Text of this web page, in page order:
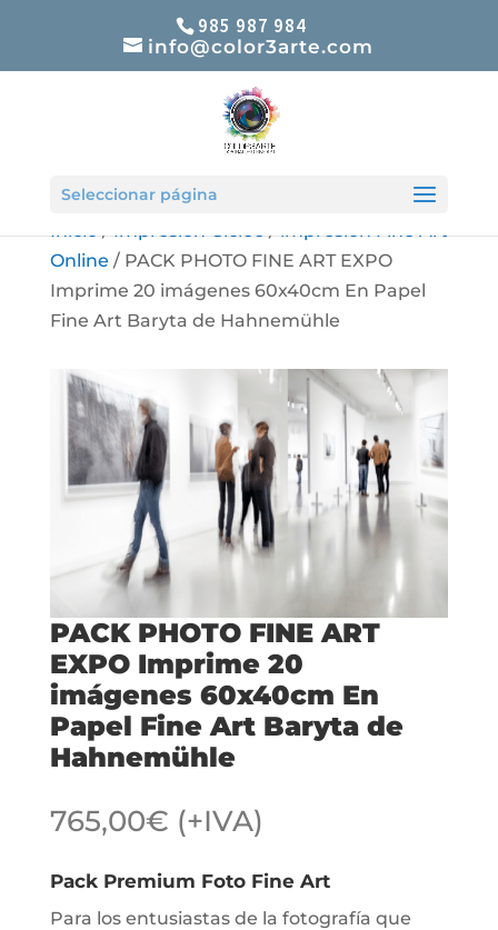
985 987 984
info@color3arte.com
Seleccionar página
Inicio/Impresión Giclèe/impresión Fine Art
Online / PACK PHOTO FINE ART EXPO
Imprime 20 imágenes 60x40cm En Papel
Fine Art Baryta de Hahnemühle
PACK PHOTO FINE ART
EXPO Imprime 20
imágenes 60x40cm En
Papel Fine Art Baryta de
Hahnemühle
765,00€ (+IVA)
Pack Premium Foto Fine Art
Para los entusiastas de la fotografía que